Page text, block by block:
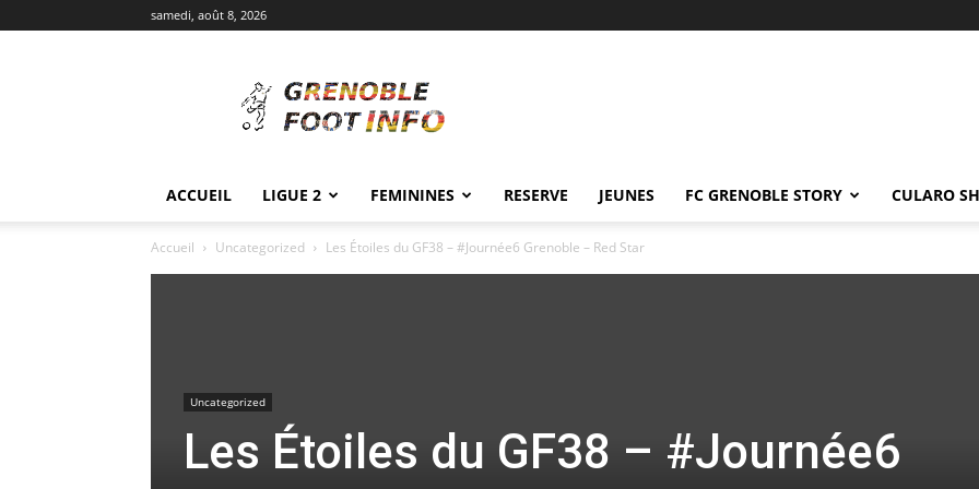
samedi, août 8, 2026
Foot
Info
ACCUEIL LIGUE 2 FEMININES RESERVE JEUNES FC GRENOBLE STORY CULARO
Accueil Uncategorized Les Étoiles du GF38 – #Journée6 Grenoble – Red Star
Uncategorized
Les Étoiles du GF38 – #Journée6